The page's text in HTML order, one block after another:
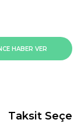
HABER VER
Taksit